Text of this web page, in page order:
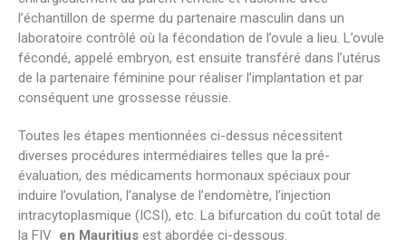
l’échantillon de sperme du partenaire masculin dans un
laboratoire contrôlé où la fécondation de l’ovule a lieu. L’ovule
fécondé, appelé embryon, est ensuite transféré dans l’utérus
de la partenaire féminine pour réaliser l’implantation et par
conséquent une grossesse réussie.
Toutes les étapes mentionnées ci-dessus nécessitent
diverses procédures intermédiaires telles que la pré-
évaluation, des médicaments hormonaux spéciaux pour
induire l’ovulation, l’analyse de l’endomètre, l’injection
intracytoplasmique (ICSI), etc. La bifurcation du coût total de
la FIV en Mauritius est abordée ci-dessous.